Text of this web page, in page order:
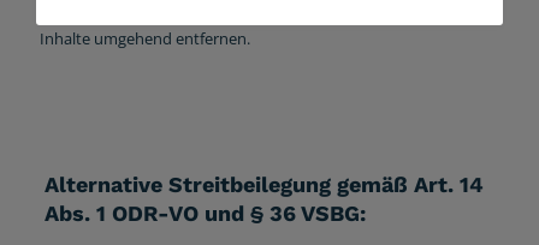
Inhalte umgehend entfernen.
Alternative Streitbeilegung gemäß Art. 14
Abs. 1 ODR-VO und § 36 VSBG: